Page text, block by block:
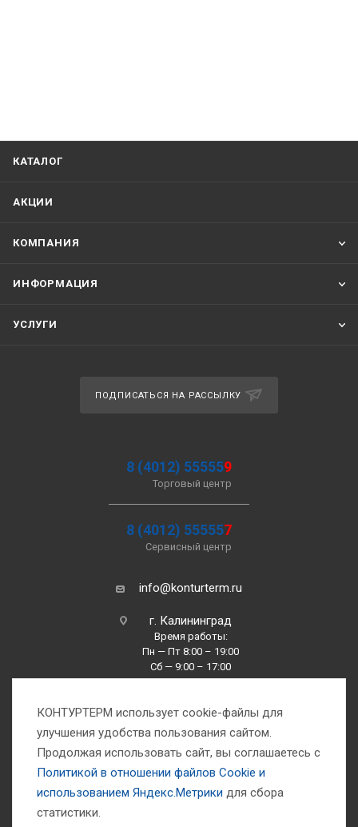
КАТАЛОГ
АКЦИИ
КОМПАНИЯ
ИНФОРМАЦИЯ
УСЛУГИ
ПОДПИСАТЬСЯ НА РАССЫЛКУ
8 (4012) 555559
Торговый центр
8 (4012) 555557
Сервисный центр
info@konturterm.ru
г. Калининград
Время работы:
Пн — Пт 8:00 – 19:00
Сб — 9:00 – 17:00
Вс —10:00 – 16:00
1993-2026 © Компания «Контуртерм» — инженерно-торговый центр
КОНТУРТЕРМ использует cookie-файлы для
улучшения удобства пользования сайтом.
Продолжая использовать сайт, вы соглашаетесь с
Политикой в отношении файлов Сookie и
использованием Яндекс.Метрики для сбора
статистики.